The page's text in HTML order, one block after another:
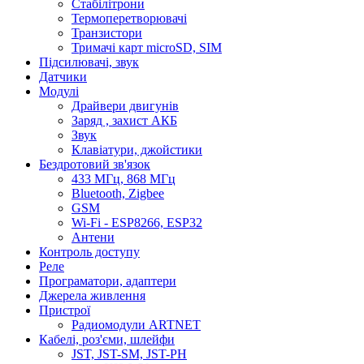
Стабілітрони
Термоперетворювачі
Транзистори
Тримачі карт microSD, SIM
Підсилювачі, звук
Датчики
Модулі
Драйвери двигунів
Заряд , захист АКБ
Звук
Клавіатури, джойстики
Бездротовий зв'язок
433 МГц, 868 МГц
Bluetooth, Zigbee
GSM
Wi-Fi - ESP8266, ESP32
Антени
Контроль доступу
Реле
Програматори, адаптери
Джерела живлення
Пристрої
Радиомодули ARTNET
Кабелі, роз'єми, шлейфи
JST, JST-SM, JST-PH